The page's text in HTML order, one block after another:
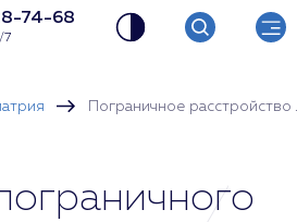
74-68
7
Пограничное расстройство